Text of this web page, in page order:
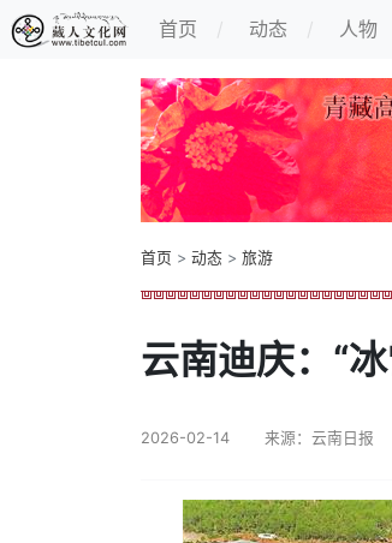
首页 动态 人物
首页 > 动态 > 旅游
云南迪庆：“
2026-02-14 来源：云南日报